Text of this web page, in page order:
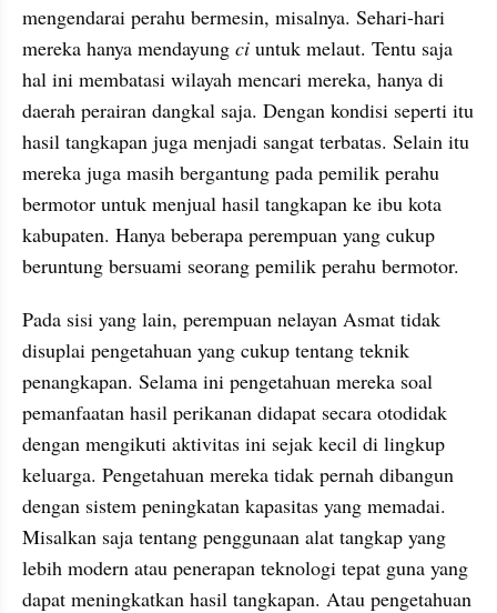
mengendarai perahu bermesin, misalnya. Sehari-hari
mereka hanya mendayung ci untuk melaut. Tentu saja
hal ini membatasi wilayah mencari mereka, hanya di
daerah perairan dangkal saja. Dengan kondisi seperti itu
hasil tangkapan juga menjadi sangat terbatas. Selain itu
mereka juga masih bergantung pada pemilik perahu
bermotor untuk menjual hasil tangkapan ke ibu kota
kabupaten. Hanya beberapa perempuan yang cukup
beruntung bersuami seorang pemilik perahu bermotor.
Pada sisi yang lain, perempuan nelayan Asmat tidak
disuplai pengetahuan yang cukup tentang teknik
penangkapan. Selama ini pengetahuan mereka soal
pemanfaatan hasil perikanan didapat secara otodidak
dengan mengikuti aktivitas ini sejak kecil di lingkup
keluarga. Pengetahuan mereka tidak pernah dibangun
dengan sistem peningkatan kapasitas yang memadai.
Misalkan saja tentang penggunaan alat tangkap yang
lebih modern atau penerapan teknologi tepat guna yang
dapat meningkatkan hasil tangkapan. Atau pengetahuan